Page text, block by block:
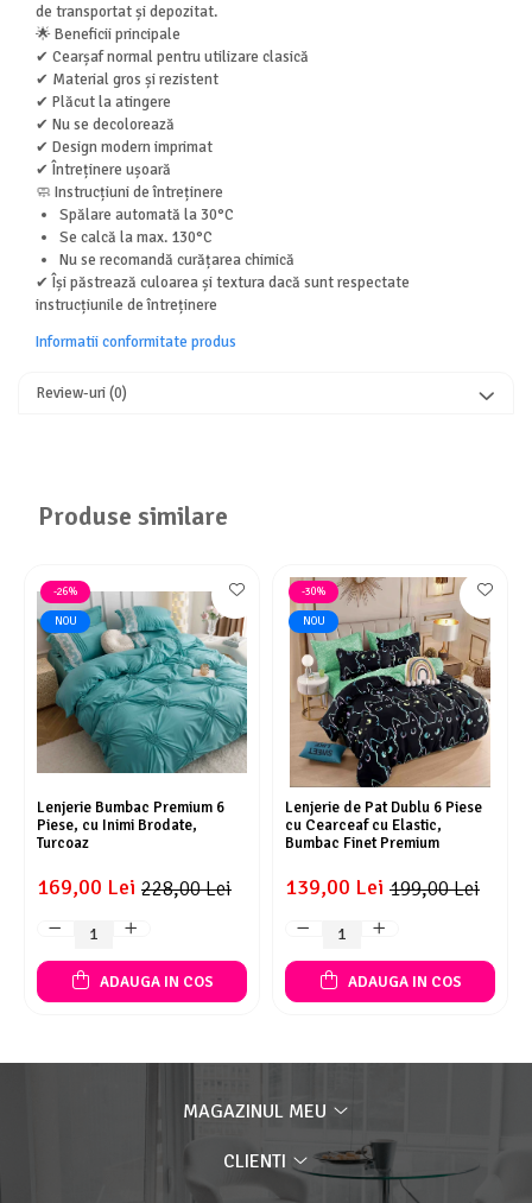
de transportat și depozitat.
🌟 Beneficii principale
✔ Cearșaf normal pentru utilizare clasică
✔ Material gros și rezistent
✔ Plăcut la atingere
✔ Nu se decolorează
✔ Design modern imprimat
✔ Întreținere ușoară
🧼 Instrucțiuni de întreținere
Spălare automată la 30°C
Se calcă la max. 130°C
Nu se recomandă curățarea chimică
✔ Își păstrează culoarea și textura dacă sunt respectate
instrucțiunile de întreținere
Informatii conformitate produs
Review-uri(0)
Produse similare
-26%
NOU
Lenjerie Bumbac Premium 6
Piese, cu Inimi Brodate,
Turcoaz
228,00 Lei
169,00 Lei
ADAUGA IN COS
-30%
NOU
Lenjerie de Pat Dublu 6 Piese
cu Cearceaf cu Elastic,
Bumbac Finet Premium
199,00 Lei
139,00 Lei
ADAUGA IN COS
MAGAZINUL MEU
CLIENTI